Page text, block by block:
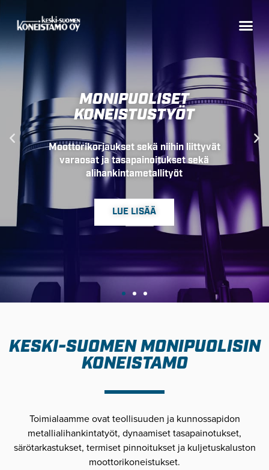
KESKI-SUOMEN MONIPUOLISIN
KONEISTAMO
Toimialaamme ovat teollisuuden ja kunnossapidon
metallialihankintatyöt, dynaamiset tasapainotukset,
särötarkastukset, termiset pinnoitukset ja kuljetuskaluston
moottorikoneistukset.